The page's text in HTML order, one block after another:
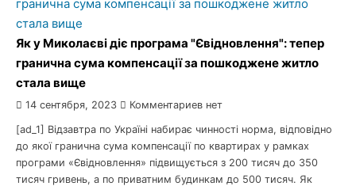
Як у Миколаєві діє програма "Євідновлення": тепер
гранична сума компенсації за пошкоджене житло
стала вище
14 сентября, 2023 Комментариев нет
[ad_1] Відзавтра по Україні набирає чинності норма, відповідно
до якої гранична сума компенсації по квартирах у рамках
програми «Євідновлення» підвищується з 200 тисяч до 350
тисяч гривень, а по приватним будинкам до 500 тисяч. Як